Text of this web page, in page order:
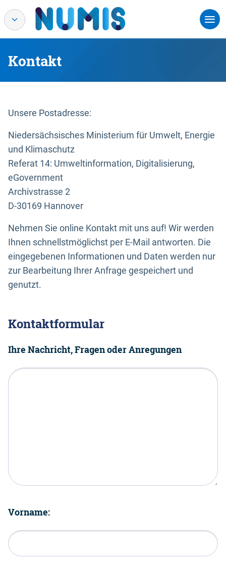
Kontakt
Unsere Postadresse:
Niedersächsisches Ministerium für Umwelt, Energie
und Klimaschutz
Referat 14: Umweltinformation, Digitalisierung,
eGovernment
Archivstrasse 2
D-30169 Hannover
Nehmen Sie online Kontakt mit uns auf! Wir werden
Ihnen schnellstmöglichst per E-Mail antworten. Die
eingegebenen Informationen und Daten werden nur
zur Bearbeitung Ihrer Anfrage gespeichert und
genutzt.
Kontaktformular
Ihre Nachricht, Fragen oder Anregungen
Vorname: